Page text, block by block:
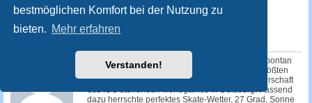
bestmöglichen Komfort bei der Nutzung zu
bieten. Mehr erfahren
Verstanden!
Auf Skates von
Düsseldorf
Read more...
Kurz nach 14.00 Uhr startete am Sonntag das spontan
einberufene SEK "worldgames" zum weltweit größten
Sportevent des Jahres, den unter der Schirmherrschaft
des IOC stehenden worldgames in Duisburg. Passend
dazu herrschte perfektes Skate-Wetter, 27 Grad, Sonne